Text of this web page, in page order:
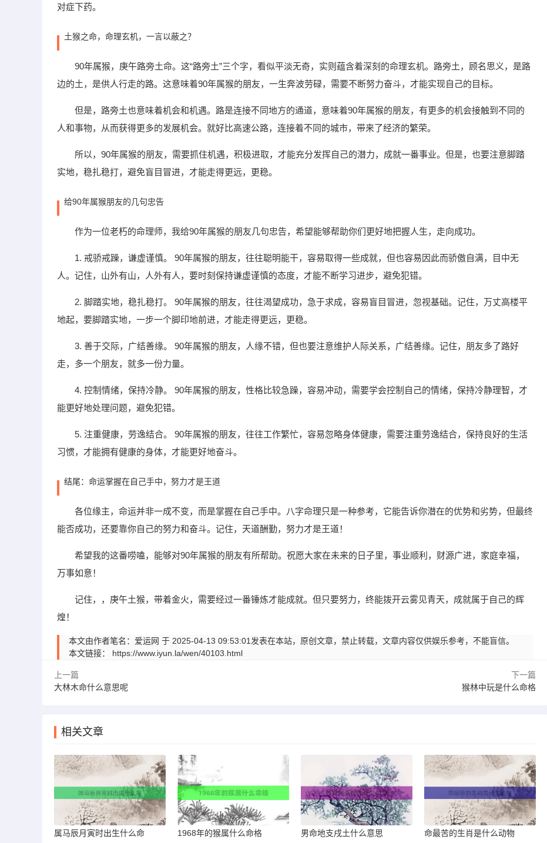
对症下药。
土猴之命，命理玄机，一言以蔽之？
90年属猴，庚午路旁土命。这“路旁土”三个字，看似平淡无奇，实则蕴含着深刻的命理玄机。路旁土，顾名思义，是路
边的土，是供人行走的路。这意味着90年属猴的朋友，一生奔波劳碌，需要不断努力奋斗，才能实现自己的目标。
但是，路旁土也意味着机会和机遇。路是连接不同地方的通道，意味着90年属猴的朋友，有更多的机会接触到不同的
人和事物，从而获得更多的发展机会。就好比高速公路，连接着不同的城市，带来了经济的繁荣。
所以，90年属猴的朋友，需要抓住机遇，积极进取，才能充分发挥自己的潜力，成就一番事业。但是，也要注意脚踏
实地，稳扎稳打，避免盲目冒进，才能走得更远，更稳。
给90年属猴朋友的几句忠告
作为一位老朽的命理师，我给90年属猴的朋友几句忠告，希望能够帮助你们更好地把握人生，走向成功。
1. 戒骄戒躁，谦虚谨慎。 90年属猴的朋友，往往聪明能干，容易取得一些成就，但也容易因此而骄傲自满，目中无
人。记住，山外有山，人外有人，要时刻保持谦虚谨慎的态度，才能不断学习进步，避免犯错。
2. 脚踏实地，稳扎稳打。 90年属猴的朋友，往往渴望成功，急于求成，容易盲目冒进，忽视基础。记住，万丈高楼平
地起，要脚踏实地，一步一个脚印地前进，才能走得更远，更稳。
3. 善于交际，广结善缘。 90年属猴的朋友，人缘不错，但也要注意维护人际关系，广结善缘。记住，朋友多了路好
走，多一个朋友，就多一份力量。
4. 控制情绪，保持冷静。 90年属猴的朋友，性格比较急躁，容易冲动，需要学会控制自己的情绪，保持冷静理智，才
能更好地处理问题，避免犯错。
5. 注重健康，劳逸结合。 90年属猴的朋友，往往工作繁忙，容易忽略身体健康，需要注重劳逸结合，保持良好的生活
习惯，才能拥有健康的身体，才能更好地奋斗。
结尾：命运掌握在自己手中，努力才是王道
各位缘主，命运并非一成不变，而是掌握在自己手中。八字命理只是一种参考，它能告诉你潜在的优势和劣势，但最终
能否成功，还要靠你自己的努力和奋斗。记住，天道酬勤，努力才是王道！
希望我的这番唠嗑，能够对90年属猴的朋友有所帮助。祝愿大家在未来的日子里，事业顺利，财源广进，家庭幸福，
万事如意！
记住，，庚午土猴，带着金火，需要经过一番锤炼才能成就。但只要努力，终能拨开云雾见青天，成就属于自己的辉
煌！
本文由作者笔名：爱运网 于 2025-04-13 09:53:01发表在本站，原创文章，禁止转载，文章内容仅供娱乐参考，不能盲信。
本文链接： https://www.iyun.la/wen/40103.html
上一篇
大林木命什么意思呢
下一篇
猴林中玩是什么命格
相关文章
属马辰月寅时出生什么命 1968年的猴属什么命格 男命地支戌土什么意思 命最苦的生肖是什么动物